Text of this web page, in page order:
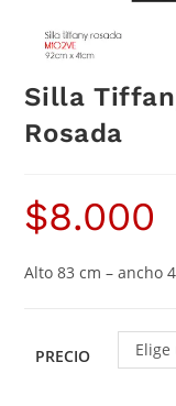
Silla
Rosada
$8.000
Alto 83 cm – ancho
PRECIO